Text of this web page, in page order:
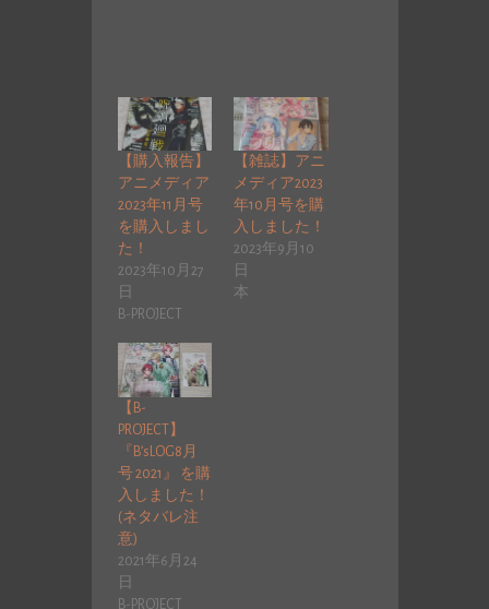
【購入報告】
アニメディア
2023年11月号
を購入しまし
た！
2023年10月27
日
B-PROJECT
【雑誌】アニ
メディア2023
年10月号を購
入しました！
2023年9月10
日
本
【B-
PROJECT】
『B’sLOG8月
号 2021』 を購
入しました！
(ネタバレ注
意)
2021年6月24
日
B-PROJECT